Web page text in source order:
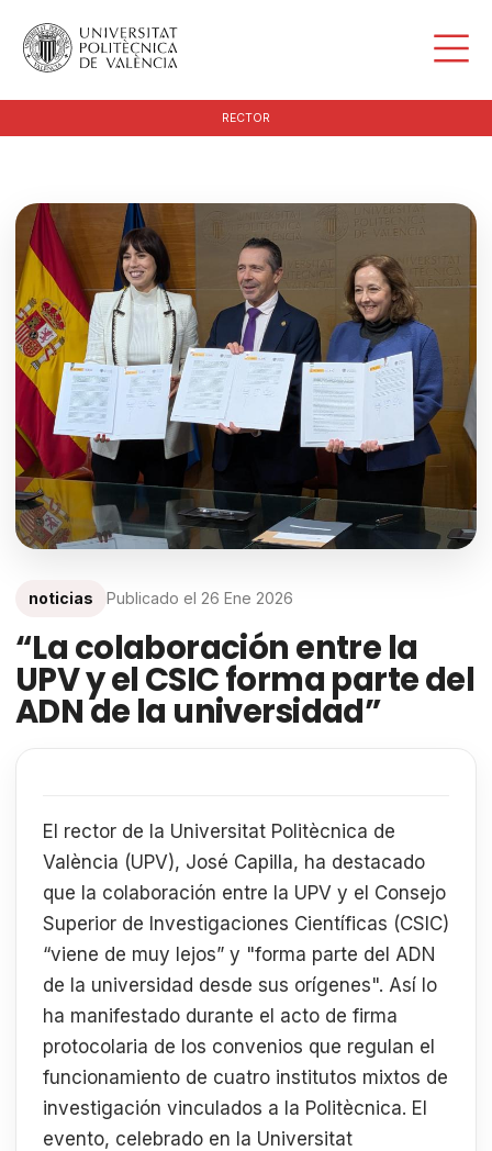
RECTOR
noticias Publicado el 26 Ene 2026
“La colaboración entre la
UPV y el CSIC forma parte del
ADN de la universidad”
El rector de la Universitat Politècnica de
València (UPV), José Capilla, ha destacado
que la colaboración entre la UPV y el Consejo
Superior de Investigaciones Científicas (CSIC)
“viene de muy lejos” y "forma parte del ADN
de la universidad desde sus orígenes". Así lo
ha manifestado durante el acto de firma
protocolaria de los convenios que regulan el
funcionamiento de cuatro institutos mixtos de
investigación vinculados a la Politècnica. El
evento, celebrado en la Universitat